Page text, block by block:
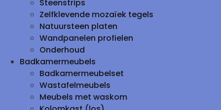
Steenstrips
Zelfklevende mozaïek tegels
Natuursteen platen
Wandpanelen profielen
Onderhoud
Badkamermeubels
Badkamermeubelset
Wastafelmeubels
Meubels met waskom